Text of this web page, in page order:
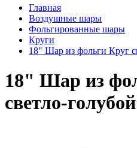
Главная
Воздушные шары
Фольгированные шары
Круги
18" Шар из фольги Круг
18" Шар из
светло-